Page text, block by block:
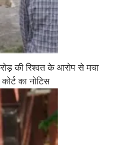
की रिश्वत के आरोप से मचा
का नोटिस